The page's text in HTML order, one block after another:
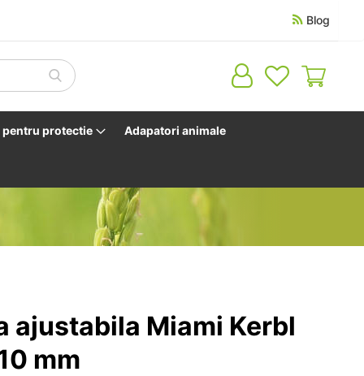
Blog
Cosul
pentru protectie Adapatori animale
ajustabila Miami Kerbl
mm